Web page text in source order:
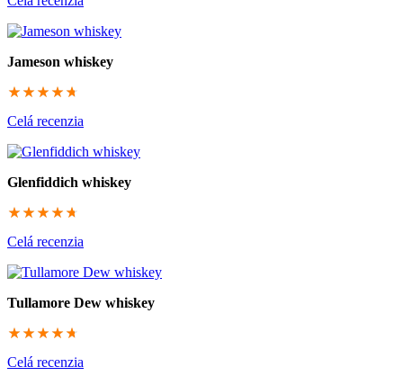
Jameson whiskey
94.3333333333
Celá recenzia
Glenfiddich whiskey
94
Celá recenzia
Tullamore Dew whiskey
93.6666666667
Celá recenzia